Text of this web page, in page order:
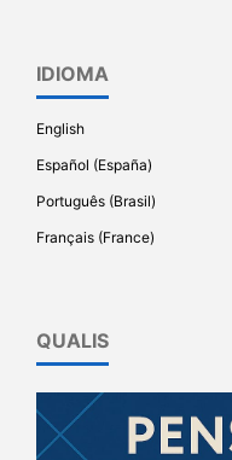
IDIOMA
English
Español (España)
Português (Brasil)
Français (France)
QUALIS